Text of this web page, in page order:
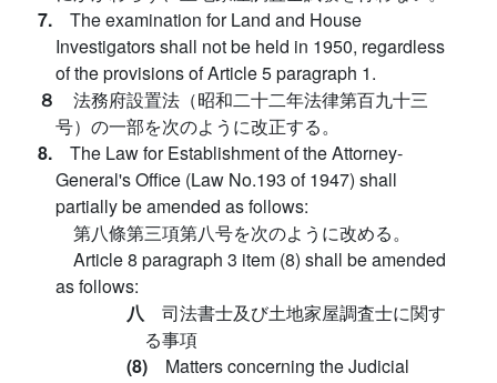
7. The examination for Land and House
Investigators shall not be held in 1950, regardless
of the provisions of Article 5 paragraph 1.
８ 法務府設置法（昭和二十二年法律第百九十三
号）の一部を次のように改正する。
8. The Law for Establishment of the Attorney-
General's Office (Law No.193 of 1947) shall
partially be amended as follows:
第八條第三項第八号を次のように改める。
Article 8 paragraph 3 item (8) shall be amended
as follows:
八 司法書士及び土地家屋調査士に関す
る事項
(8) Matters concerning the Judicial